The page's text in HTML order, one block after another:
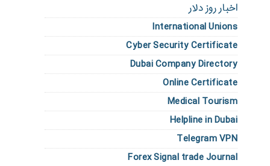
اخبار روز دلار
International Unions
Cyber Security Certificate
Dubai Company Directory
Online Certificate
Medical Tourism
Helpline in Dubai
Telegram VPN
Forex Signal trade Journal